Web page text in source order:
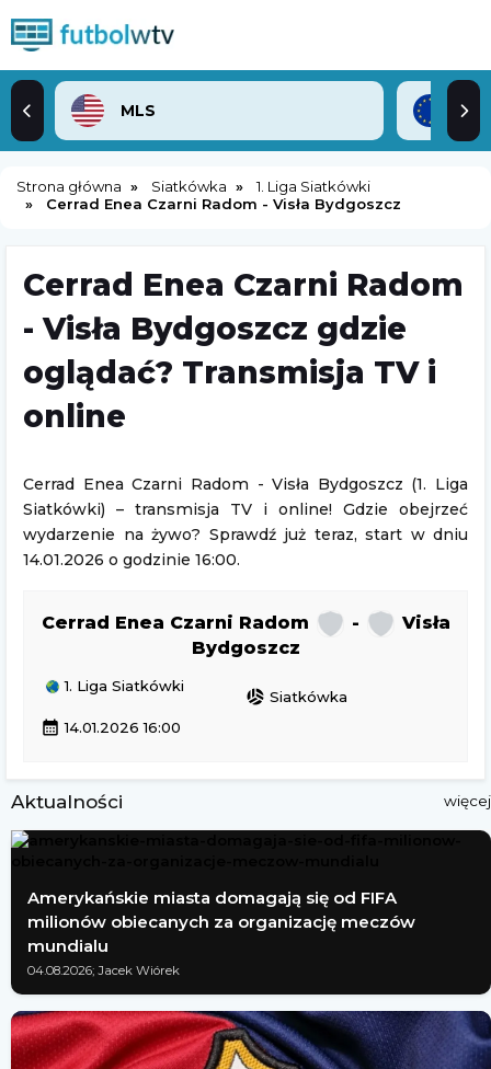
MLS
Strona główna Siatkówka
1. Liga Siatkówki
Cerrad Enea Czarni Radom - Visła Bydgoszcz
Cerrad Enea Czarni Radom
- Visła Bydgoszcz gdzie
oglądać? Transmisja TV i
online
Cerrad Enea Czarni Radom - Visła Bydgoszcz (1. Liga
Siatkówki) – transmisja TV i online! Gdzie obejrzeć
wydarzenie na żywo? Sprawdź już teraz, start w dniu
14.01.2026 o godzinie 16:00.
Cerrad Enea Czarni Radom -
Visła
Bydgoszcz
1. Liga Siatkówki
sports_volleyball Siatkówka
calendar_month 14.01.2026 16:00
Aktualności więcej
Amerykańskie miasta domagają się od FIFA
milionów obiecanych za organizację meczów
mundialu
04.08.2026; Jacek Wiórek